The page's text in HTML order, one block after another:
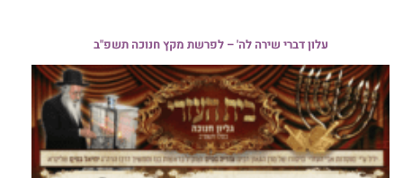
עלון דברי שירה לה' – לפרשת מקץ חנוכה תשפ"ב